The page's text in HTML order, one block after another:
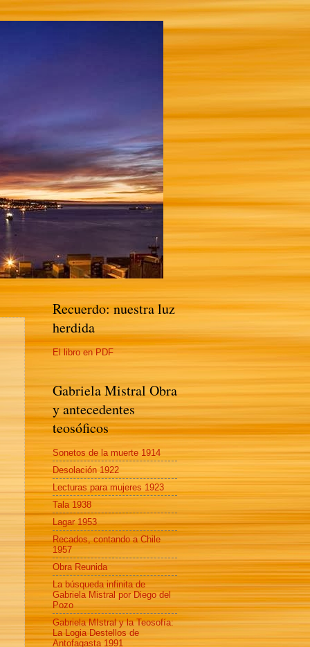
Recuerdo: nuestra luz
herdida
El libro en PDF
Gabriela Mistral Obra
y antecedentes
teosóficos
Sonetos de la muerte 1914
Desolación 1922
Lecturas para mujeres 1923
Tala 1938
Lagar 1953
Recados, contando a Chile
1957
Obra Reunida
La búsqueda infinita de
Gabriela Mistral por Diego del
Pozo
Gabriela MIstral y la Teosofía:
La Logia Destellos de
Antofagasta 1991